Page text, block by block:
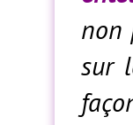
non
sur